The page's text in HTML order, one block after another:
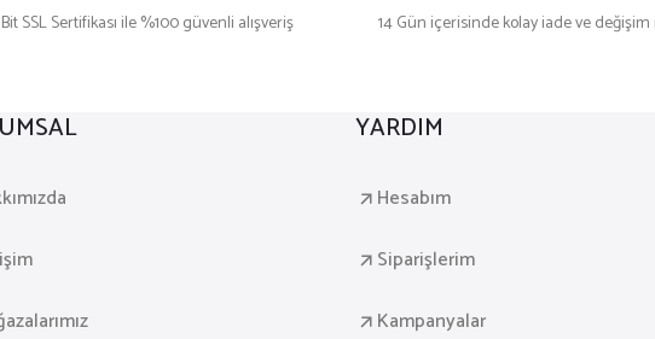
SSL Sertifikası ile %100 güvenli alışveriş 14 Gün içerisinde kolay iade ve değişim
YARDIM
Hesabım
Siparişlerim
Kampanyalar